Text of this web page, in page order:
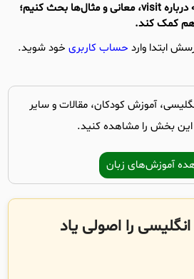
در بخش نظرات پایین صفحه درباره visit، معانی و مثال‌ها بحث کنیم؛
هم کمک کند.
ابتدا وارد حساب کاربری خود شوید.
آموزش کودکان، مقالات و سایر
بخش را مشاهده کنید.
آموزش‌های زبان
را اصولی یاد